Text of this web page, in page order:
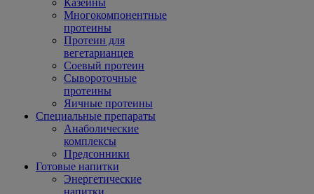
Казеины
Многокомпонентные
протеины
Протеин для
вегетарианцев
Соевый протеин
Сывороточные
протеины
Яичные протеины
Специальные препараты
Анаболические
комплексы
Предсонники
Готовые напитки
Энергетические
напитки